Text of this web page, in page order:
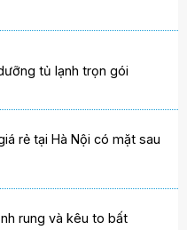
tủ lạnh trọn gói
rẻ tại Hà Nội có mặt sau
rung và kêu to bất